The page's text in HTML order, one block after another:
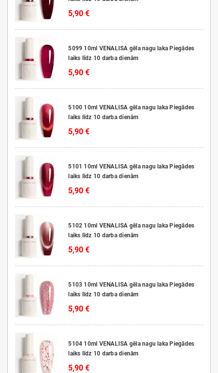
5,90 €
5099 10ml VENALISA gēla nagu laka Piegādes
laiks līdz 10 darba dienām
5,90 €
5100 10ml VENALISA gēla nagu laka Piegādes
laiks līdz 10 darba dienām
5,90 €
5101 10ml VENALISA gēla nagu laka Piegādes
laiks līdz 10 darba dienām
5,90 €
5102 10ml VENALISA gēla nagu laka Piegādes
laiks līdz 10 darba dienām
5,90 €
5103 10ml VENALISA gēla nagu laka Piegādes
laiks līdz 10 darba dienām
5,90 €
5104 10ml VENALISA gēla nagu laka Piegādes
laiks līdz 10 darba dienām
5,90 €